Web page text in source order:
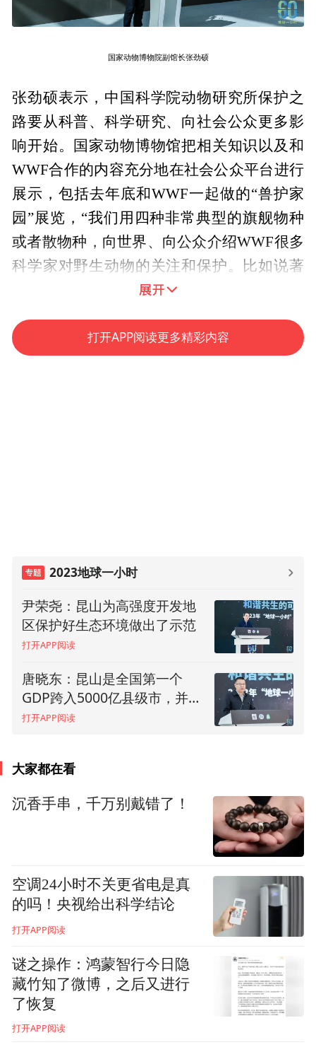
国家动物博物院副馆长张劲硕
张劲硕表示，中国科学院动物研究所保护之
路要从科普、科学研究、向社会公众更多影
响开始。国家动物博物馆把相关知识以及和
WWF合作的内容充分地在社会公众平台进行
展示，包括去年底和WWF一起做的“兽护家
园”展览，“我们用四种非常典型的旗舰物种
或者散物种，向世界、向公众介绍WWF很多
科学家对野生动物的关注和保护。比如说著
名的穿山甲、三种大象、六种犀牛、一种老
识，让公众更多地了解地球上除了人类之外
张劲硕总结道，保护物种和孩子一起，我们
面去传播，同样也跟中国野生动物保护协
会、WWF共同做好宣传工作，向人们宣传野
生动物保护的理念。“关灯一小时不仅仅是为
了节约一点电，更多是态度、生活方式的改
变。”
打开APP阅读更多精彩内容
2023地球一小时
尹荣尧：昆山为高强度开发地
区保护好生态环境做出了示范
打开APP阅读
唐晓东：昆山是全国第一个
GDP跨入5000亿县级市，并保
持着记录
打开APP阅读
陈丽艳：昆山已经连续18年位
居全国百强县市首位
打开APP阅读
卢伦燕：气候危机和生物多样
性危机是一枚硬币的两面，自
然向好是它们的共同解决路径
打开APP阅读
大家都在看
沉香手串，千万别戴错了！
空调24小时不关更省电是真
的吗！央视给出科学结论
打开APP阅读
谜之操作：鸿蒙智行今日隐
藏竹知了微博，之后又进行
了恢复
打开APP阅读